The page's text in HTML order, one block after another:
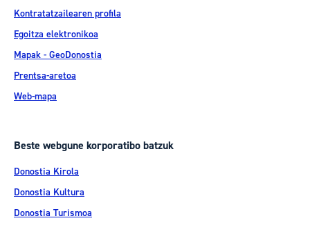
Kontratatzailearen profila
Egoitza elektronikoa
Mapak - GeoDonostia
Prentsa-aretoa
Web-mapa
Beste webgune korporatibo batzuk
Donostia Kirola
Donostia Kultura
Donostia Turismoa